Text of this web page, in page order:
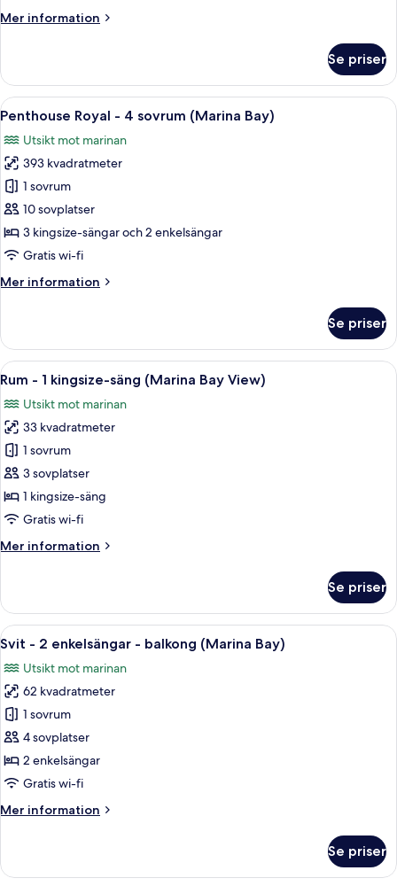
Mer information
Mer
Presidential
3
Se priser
Öppna
alla
foton
för
Penthouse
Royal
-
4
(Marina
Ett rymligt vardagsrum med utsikt
12
Penthouse Royal - 4 sovrum (Marina Bay)
Utsikt mot marinan
393 kvadratmeter
1 sovrum
10 sovplatser
3 kingsize-sängar och 2 enkelsängar
Gratis wi-fi
Mer information
Mer
Royal
4
(Marina
Bay)
Se priser
Öppna
alla
foton
för
Rum
-
1
kingsize-
(Marina
Ett välordnat sovrum med ett
6
Rum - 1 kingsize-säng (Marina Bay View)
Utsikt mot marinan
33 kvadratmeter
1 sovrum
3 sovplatser
1 kingsize-säng
Gratis wi-fi
Mer information
Mer
-
kingsize-
(Marina
Bay
View)
Se priser
Öppna
alla
foton
för
Svit
-
2
enkelsängar
balkong
Ett hotellrum med en säng, ett
5
Svit - 2 enkelsängar - balkong (Marina Bay)
Utsikt mot marinan
62 kvadratmeter
1 sovrum
4 sovplatser
2 enkelsängar
Gratis wi-fi
Mer information
Mer
-
Se priser